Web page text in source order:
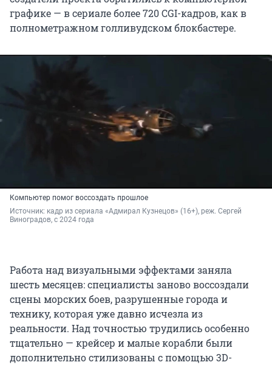
графике — в сериале более 720 CGI-кадров, как в
полнометражном голливудском блокбастере.
Компьютер помог воссоздать прошлое
Источник: кадр из сериала «Адмирал Кузнецов» (16+), реж. Сергей
Виноградов, с 2024 года
Работа над визуальными эффектами заняла
шесть месяцев: специалисты заново воссоздали
сцены морских боев, разрушенные города и
технику, которая уже давно исчезла из
реальности. Над точностью трудились особенно
тщательно — крейсер и малые корабли были
дополнительно стилизованы с помощью 3D-